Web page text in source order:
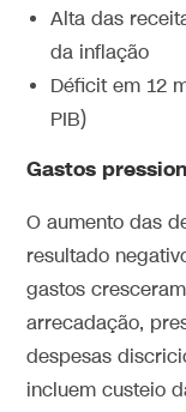
Alta das
da inflação
Déficit em 12
PIB)
Gastos
O aumento das
resultado
gastos
arrecadação,
despesas
incluem custeio